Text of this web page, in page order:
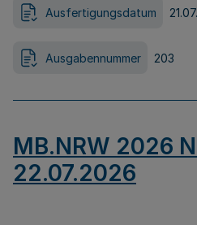
Ausfertigungsdatum
Ausgabennummer 203
MB.NRW 2026
22.07.2026